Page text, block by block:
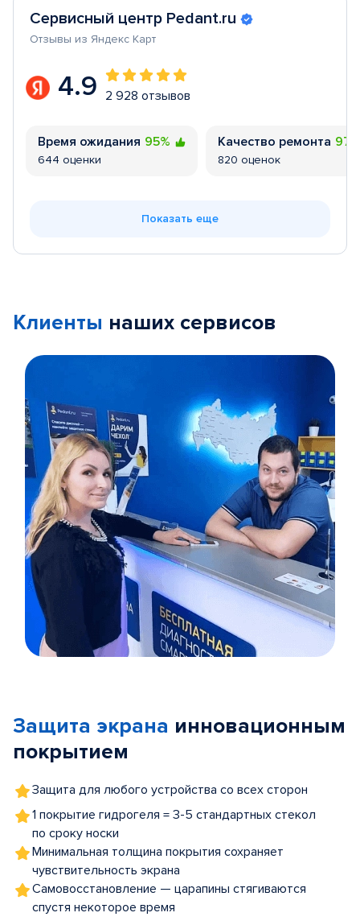
Сервисный центр Pedant.ru
Отзывы из Яндекс Карт
4.9 2 928 отзывов
Время ожидания 95%
644 оценки
Качество ремонта
820 оценок
Показать еще
Клиенты наших сервисов
5
Защита экрана инновационным
покрытием
Защита для любого устройства со всех сторон
1 покрытие гидрогеля = 3-5 стандартных стекол
по сроку носки
Минимальная толщина покрытия сохраняет
чувствительность экрана
Самовосстановление — царапины стягиваются
спустя некоторое время